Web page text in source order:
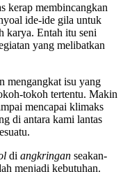
kerap membincangkan
ide-ide gila untuk
karya. Entah itu seni
yang melibatkan
mengangkat isu yang
tokoh tertentu. Makin
mencapai klimaks
di antara kami lantas
di angkringan seakan-
menjadi kebutuhan.